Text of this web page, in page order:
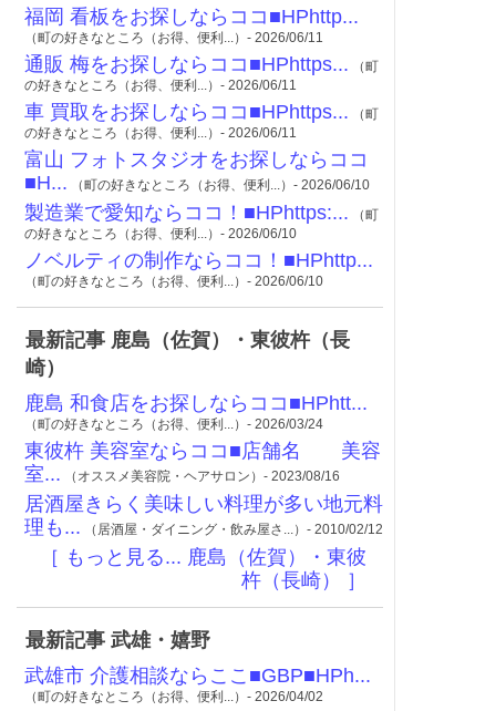
福岡 看板をお探しならココ■HPhttp...
（町の好きなところ（お得、便利...）- 2026/06/11
通販 梅をお探しならココ■HPhttps... （町
の好きなところ（お得、便利...）- 2026/06/11
車 買取をお探しならココ■HPhttps... （町
の好きなところ（お得、便利...）- 2026/06/11
富山 フォトスタジオをお探しならココ
■H... （町の好きなところ（お得、便利...）- 2026/06/10
製造業で愛知ならココ！■HPhttps:... （町
の好きなところ（お得、便利...）- 2026/06/10
ノベルティの制作ならココ！■HPhttp...
（町の好きなところ（お得、便利...）- 2026/06/10
最新記事 鹿島（佐賀）・東彼杵（長
崎）
鹿島 和食店をお探しならココ■HPhtt...
（町の好きなところ（お得、便利...）- 2026/03/24
東彼杵 美容室ならココ■店舗名 美容
室... （オススメ美容院・ヘアサロン）- 2023/08/16
居酒屋きらく美味しい料理が多い地元料
理も... （居酒屋・ダイニング・飲み屋さ...）- 2010/02/12
［ もっと見る... 鹿島（佐賀）・東彼
杵（長崎） ］
最新記事 武雄・嬉野
武雄市 介護相談ならここ■GBP■HPh...
（町の好きなところ（お得、便利...）- 2026/04/02